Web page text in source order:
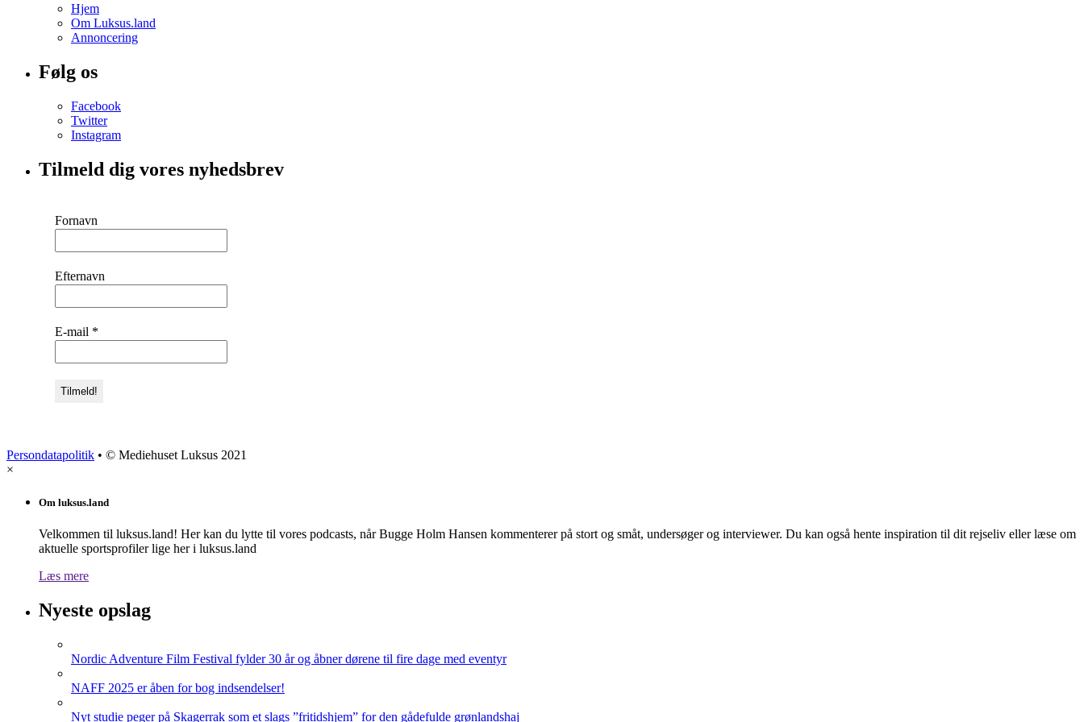
Hjem
Om Luksus.land
Annoncering
Følg os
Facebook
Twitter
Instagram
Tilmeld dig vores nyhedsbrev
Fornavn
Efternavn
E-mail *
Persondatapolitik • © Mediehuset Luksus 2021
×
Om luksus.land
Velkommen til luksus.land! Her kan du lytte til vores podcasts, når Bugge Holm Hansen kommenterer på stort og småt, undersøger og interviewer. Du kan også hente inspiration til dit rejseliv eller læse om
aktuelle sportsprofiler lige her i luksus.land
Læs mere
Nyeste opslag
Nordic Adventure Film Festival fylder 30 år og åbner dørene til fire dage med eventyr
NAFF 2025 er åben for bog indsendelser!
Nyt studie peger på Skagerrak som et slags ”fritidshjem” for den gådefulde grønlandshaj